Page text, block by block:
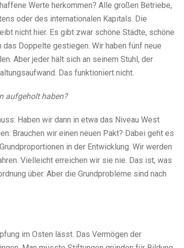
Werte herkommen? Alle großen Betriebe,
oder des internationalen Kapitals. Die
nicht hier. Es gibt zwar schöne Städte, schöne
Doppelte gestiegen. Wir haben fünf neue
Aber jeder hält sich an seinem Stuhl, der
Das funktioniert nicht.
aufgeholt haben?
Haben wir dann in etwa das Niveau West
Brauchen wir einen neuen Pakt? Dabei geht es
in der Entwicklung. Wir werden
Vielleicht erreichen wir sie nie. Das ist, was
über. Aber die Grundprobleme sind nach
im Osten lässt. Das Vermögen der